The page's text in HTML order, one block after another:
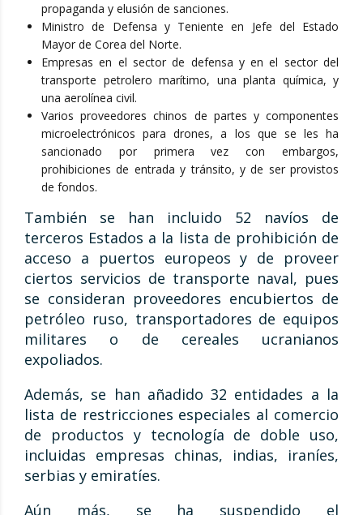
propaganda y elusión de sanciones.
Ministro de Defensa y Teniente en Jefe del Estado
Mayor de Corea del Norte.
Empresas en el sector de defensa y en el sector del
transporte petrolero marítimo, una planta química, y
una aerolínea civil.
Varios proveedores chinos de partes y componentes
microelectrónicos para drones, a los que se les ha
sancionado por primera vez con embargos,
prohibiciones de entrada y tránsito, y de ser provistos
de fondos.
También se han incluido 52 navíos de
terceros Estados a la lista de prohibición de
acceso a puertos europeos y de proveer
ciertos servicios de transporte naval, pues
se consideran proveedores encubiertos de
petróleo ruso, transportadores de equipos
militares o de cereales ucranianos
expoliados.
Además, se han añadido 32 entidades a la
lista de restricciones especiales al comercio
de productos y tecnología de doble uso,
incluidas empresas chinas, indias, iraníes,
serbias y emiratíes.
Aún más, se ha suspendido el